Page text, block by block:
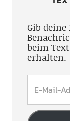
Gib
beim
erhalten.